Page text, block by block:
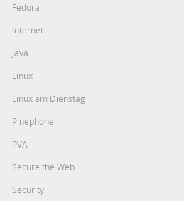
Fedora
Internet
Java
Linux
Linux am Dienstag
Pinephone
PVA
Secure the Web
Security